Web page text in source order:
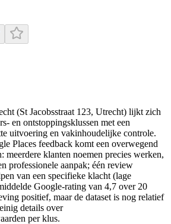
(St Jacobsstraat 123, Utrecht) lijkt zich
en ontstoppingsklussen met een
uitvoering en vakinhoudelijke controle.
Places feedback komt een overwegend
meerdere klanten noemen precies werken,
professionele aanpak; één review
van een specifieke klacht (lage
Google-rating van 4,7 over 20
positief, maar de dataset is nog relatief
details over
per klus.